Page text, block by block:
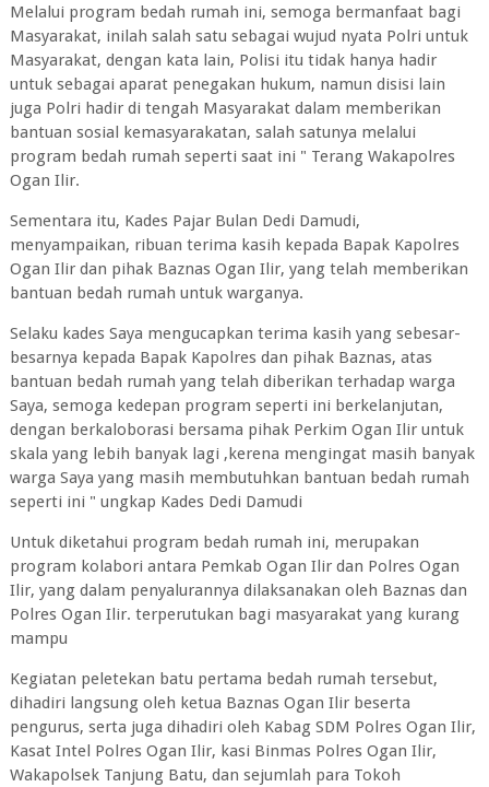
Melalui program bedah rumah ini, semoga bermanfaat bagi
Masyarakat, inilah salah satu sebagai wujud nyata Polri untuk
Masyarakat, dengan kata lain, Polisi itu tidak hanya hadir
untuk sebagai aparat penegakan hukum, namun disisi lain
juga Polri hadir di tengah Masyarakat dalam memberikan
bantuan sosial kemasyarakatan, salah satunya melalui
program bedah rumah seperti saat ini " Terang Wakapolres
Ogan Ilir.
Sementara itu, Kades Pajar Bulan Dedi Damudi,
menyampaikan, ribuan terima kasih kepada Bapak Kapolres
Ogan Ilir dan pihak Baznas Ogan Ilir, yang telah memberikan
bantuan bedah rumah untuk warganya.
Selaku kades Saya mengucapkan terima kasih yang sebesar-
besarnya kepada Bapak Kapolres dan pihak Baznas, atas
bantuan bedah rumah yang telah diberikan terhadap warga
Saya, semoga kedepan program seperti ini berkelanjutan,
dengan berkaloborasi bersama pihak Perkim Ogan Ilir untuk
skala yang lebih banyak lagi ,kerena mengingat masih banyak
warga Saya yang masih membutuhkan bantuan bedah rumah
seperti ini " ungkap Kades Dedi Damudi
Untuk diketahui program bedah rumah ini, merupakan
program kolabori antara Pemkab Ogan Ilir dan Polres Ogan
Ilir, yang dalam penyalurannya dilaksanakan oleh Baznas dan
Polres Ogan Ilir. terperutukan bagi masyarakat yang kurang
mampu
Kegiatan peletekan batu pertama bedah rumah tersebut,
dihadiri langsung oleh ketua Baznas Ogan Ilir beserta
pengurus, serta juga dihadiri oleh Kabag SDM Polres Ogan Ilir,
Kasat Intel Polres Ogan Ilir, kasi Binmas Polres Ogan Ilir,
Wakapolsek Tanjung Batu, dan sejumlah para Tokoh